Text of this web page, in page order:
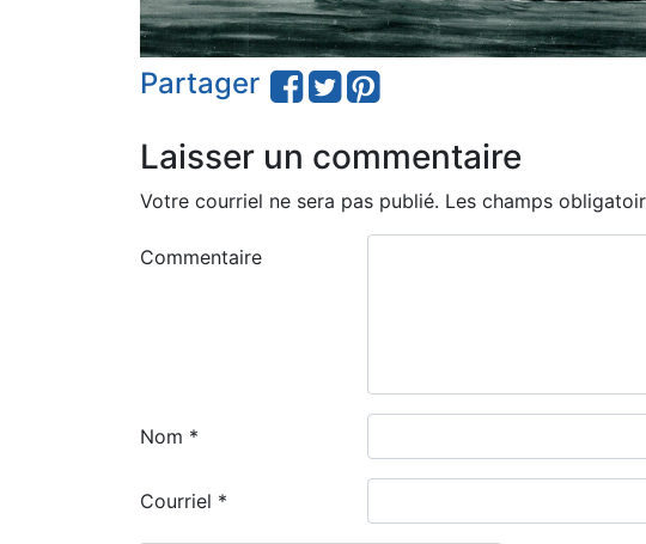
Partager
Laisser un commentaire
Votre courriel ne sera pas publié. Les champs
Commentaire
Nom *
Courriel *